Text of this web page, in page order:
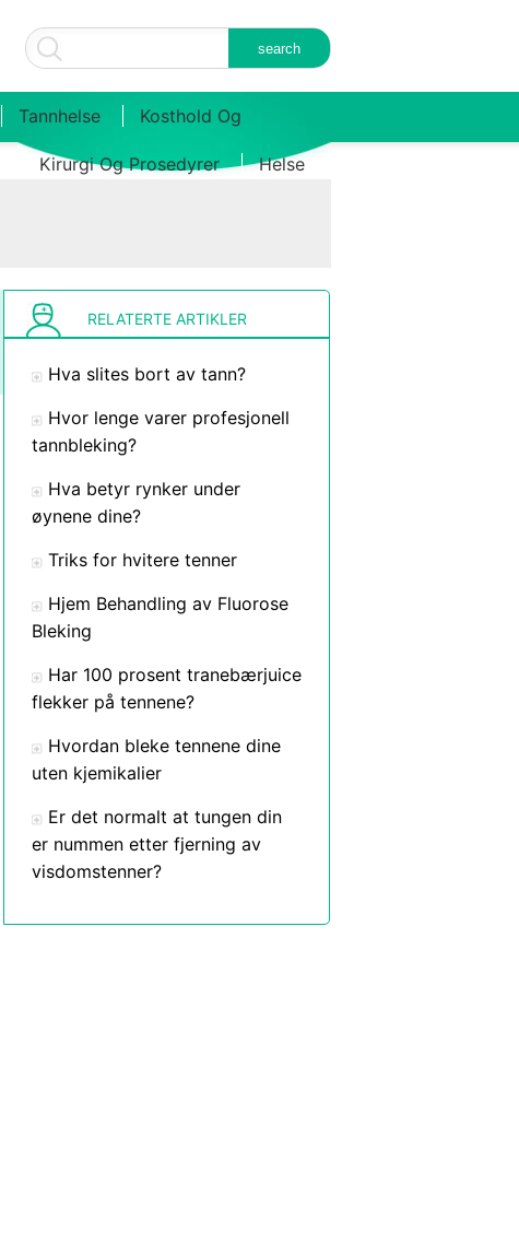
Tannhelse Kosthold Og
Kirurgi Og Prosedyrer Helse
RELATERTE ARTIKLER
Hva slites bort av tann?
Hvor lenge varer profesjonell
tannbleking?
Hva betyr rynker under
øynene dine?
Triks for hvitere tenner
Hjem Behandling av Fluorose
Bleking
Har 100 prosent tranebærjuice
flekker på tennene?
Hvordan bleke tennene dine
uten kjemikalier
Er det normalt at tungen din
er nummen etter fjerning av
visdomstenner?